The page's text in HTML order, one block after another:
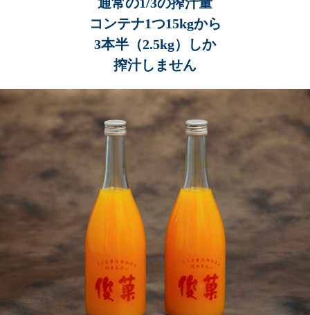
コンテナ1つ15kgから
3本半（2.5kg）しか
搾汁しません